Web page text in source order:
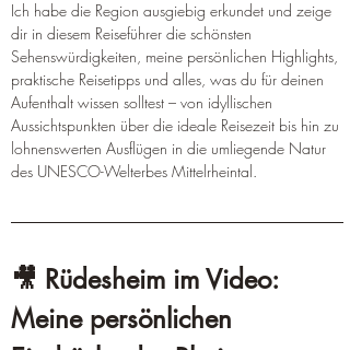
Ich habe die Region ausgiebig erkundet und zeige
dir in diesem Reiseführer die schönsten
Sehenswürdigkeiten, meine persönlichen Highlights,
praktische Reisetipps und alles, was du für deinen
Aufenthalt wissen solltest – von idyllischen
Aussichtspunkten über die ideale Reisezeit bis hin zu
lohnenswerten Ausflügen in die umliegende Natur
des UNESCO-Welterbes Mittelrheintal.
🎥 Rüdesheim im Video:
Meine persönlichen